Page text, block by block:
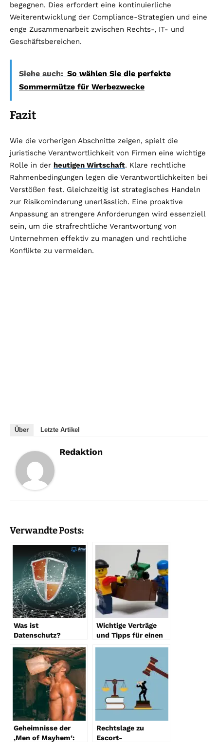
begegnen. Dies erfordert eine kontinuierliche
Weiterentwicklung der Compliance-Strategien und eine
enge Zusammenarbeit zwischen Rechts-, IT- und
Geschäftsbereichen.
Siehe auch: So wählen Sie die perfekte
Sommermütze für Werbezwecke
Fazit
Wie die vorherigen Abschnitte zeigen, spielt die
juristische Verantwortlichkeit von Firmen eine wichtige
Rolle in der heutigen Wirtschaft. Klare rechtliche
Rahmenbedingungen legen die Verantwortlichkeiten bei
Verstößen fest. Gleichzeitig ist strategisches Handeln
zur Risikominderung unerlässlich. Eine proaktive
Anpassung an strengere Anforderungen wird essenziell
sein, um die strafrechtliche Verantwortung von
Unternehmen effektiv zu managen und rechtliche
Konflikte zu vermeiden.
Über Letzte Artikel
Redaktion
Verwandte Posts:
Was ist
Datenschutz?
verstehen
Wichtige Verträge
und Tipps für einen
Geheimnisse der
‚Men of Mayhem‘:
Rechtslage zu
Escort-